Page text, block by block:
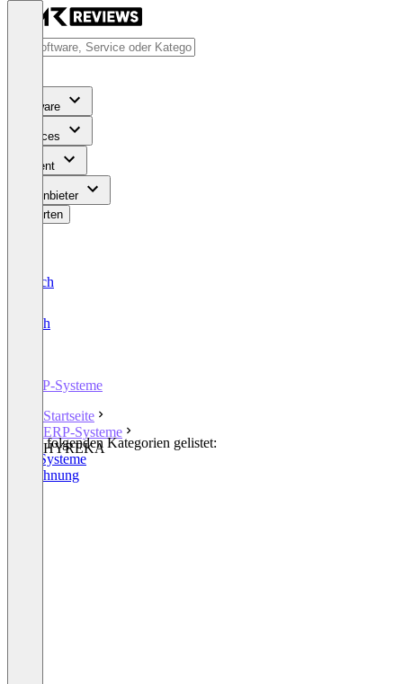
Software
Services
Content
Für Anbieter
Bewerten
Deutsch
English
ERP-Systeme
Startseite
ERP-Systeme
HYREKA
In den folgenden Kategorien gelistet:
ERP-Systeme
E-Rechnung